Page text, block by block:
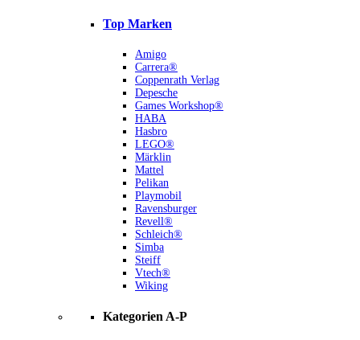
Top Marken
Amigo
Carrera®
Coppenrath Verlag
Depesche
Games Workshop®
HABA
Hasbro
LEGO®
Märklin
Mattel
Pelikan
Playmobil
Ravensburger
Revell®
Schleich®
Simba
Steiff
Vtech®
Wiking
Kategorien A-P